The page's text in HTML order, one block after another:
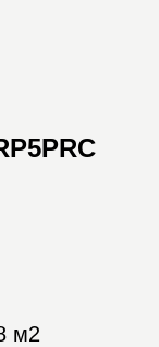
м2